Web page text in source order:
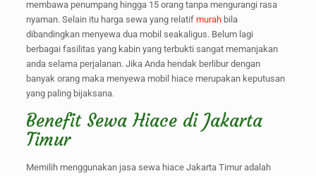
membawa penumpang hingga 15 orang tanpa mengurangi rasa
nyaman. Selain itu harga sewa yang relatifmurah bila
dibandingkan menyewa dua mobil seakaligus. Belum lagi
berbagai fasilitas yang kabin yang terbukti sangat memanjakan
anda selama perjalanan. Jika Anda hendak berlibur dengan
banyak orang maka menyewa mobil hiace merupakan keputusan
yang paling bijaksana.
Benefit Sewa Hiace di Jakarta
Timur
Memilih menggunakan jasa sewa hiace Jakarta Timur adalah